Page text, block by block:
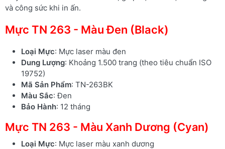
và công sức khi in ấn.
Mực TN 263 - Màu Đen (Black)
Loại Mực: Mực laser màu đen
Dung Lượng: Khoảng 1.500 trang (theo tiêu chuẩn ISO
19752)
Mã Sản Phẩm: TN-263BK
Màu Sắc: Đen
Bảo Hành: 12 tháng
Mực TN 263 - Màu Xanh Dương (Cyan)
Loại Mực: Mực laser màu xanh dương